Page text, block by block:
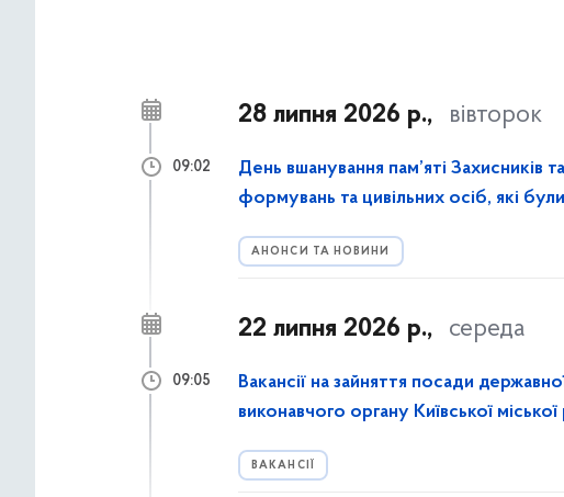
28 липня 2026 р., вівторок
День вшанування пам’яті Захисників
формувань та цивільних осіб, які
АНОНСИ ТА НОВИНИ
09:02
22 липня 2026 р., середа
Вакансії на зайняття посади
виконавчого органу Київської
ВАКАНСІЇ
09:05